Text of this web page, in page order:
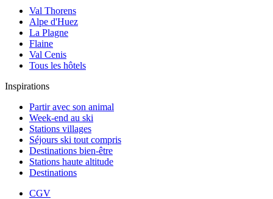
Val Thorens
Alpe d'Huez
La Plagne
Flaine
Val Cenis
Tous les hôtels
Inspirations
Partir avec son animal
Week-end au ski
Stations villages
Séjours ski tout compris
Destinations bien-être
Stations haute altitude
Destinations
CGV